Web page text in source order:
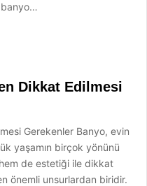
Dikkat Edilmesi
Gerekenler Banyo, evin
yaşamın birçok yönünü
de estetiği ile dikkat
önemli unsurlardan biridir.